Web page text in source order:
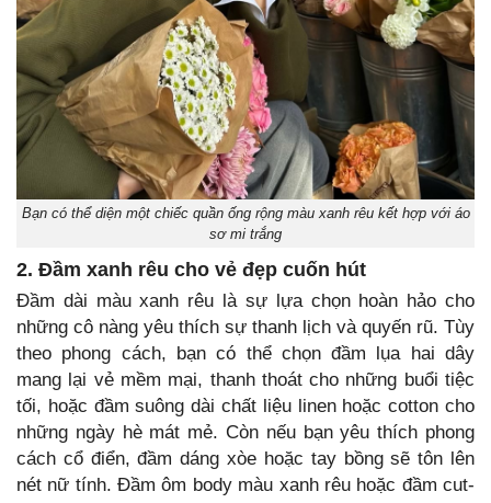
Bạn có thể diện một chiếc quần ống rộng màu xanh rêu kết hợp với áo
sơ mi trắng
2. Đầm xanh rêu cho vẻ đẹp cuốn hút
Đầm dài màu xanh rêu là sự lựa chọn hoàn hảo cho
những cô nàng yêu thích sự thanh lịch và quyến rũ. Tùy
theo phong cách, bạn có thể chọn đầm lụa hai dây
mang lại vẻ mềm mại, thanh thoát cho những buổi tiệc
tối, hoặc đầm suông dài chất liệu linen hoặc cotton cho
những ngày hè mát mẻ. Còn nếu bạn yêu thích phong
cách cổ điển, đầm dáng xòe hoặc tay bồng sẽ tôn lên
nét nữ tính. Đầm ôm body màu xanh rêu hoặc đầm cut-